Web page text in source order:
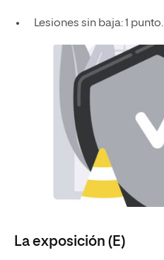
Lesiones sin baja: 1 punto.
La exposición (E)